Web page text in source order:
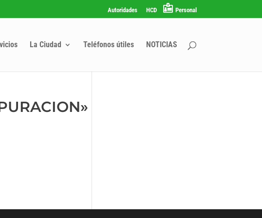
Autoridades HCD Personal
La Ciudad Teléfonos útiles NOTICIAS